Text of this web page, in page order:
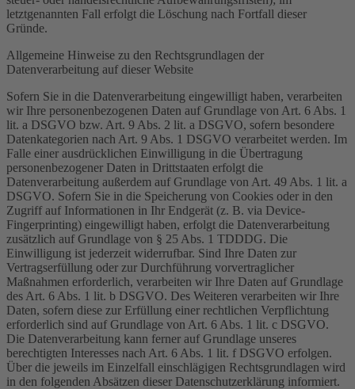
letztgenannten Fall erfolgt die Löschung nach Fortfall dieser
Gründe.
Allgemeine Hinweise zu den Rechtsgrundlagen der
Datenverarbeitung auf dieser Website
Sofern Sie in die Datenverarbeitung eingewilligt haben, verarbeiten
wir Ihre personenbezogenen Daten auf Grundlage von Art. 6 Abs. 1
lit. a DSGVO bzw. Art. 9 Abs. 2 lit. a DSGVO, sofern besondere
Datenkategorien nach Art. 9 Abs. 1 DSGVO verarbeitet werden. Im
Falle einer ausdrücklichen Einwilligung in die Übertragung
personenbezogener Daten in Drittstaaten erfolgt die
Datenverarbeitung außerdem auf Grundlage von Art. 49 Abs. 1 lit. a
DSGVO. Sofern Sie in die Speicherung von Cookies oder in den
Zugriff auf Informationen in Ihr Endgerät (z. B. via Device-
Fingerprinting) eingewilligt haben, erfolgt die Datenverarbeitung
zusätzlich auf Grundlage von § 25 Abs. 1 TDDDG. Die
Einwilligung ist jederzeit widerrufbar. Sind Ihre Daten zur
Vertragserfüllung oder zur Durchführung vorvertraglicher
Maßnahmen erforderlich, verarbeiten wir Ihre Daten auf Grundlage
des Art. 6 Abs. 1 lit. b DSGVO. Des Weiteren verarbeiten wir Ihre
Daten, sofern diese zur Erfüllung einer rechtlichen Verpflichtung
erforderlich sind auf Grundlage von Art. 6 Abs. 1 lit. c DSGVO.
Die Datenverarbeitung kann ferner auf Grundlage unseres
berechtigten Interesses nach Art. 6 Abs. 1 lit. f DSGVO erfolgen.
Über die jeweils im Einzelfall einschlägigen Rechtsgrundlagen wird
in den folgenden Absätzen dieser Datenschutzerklärung informiert.